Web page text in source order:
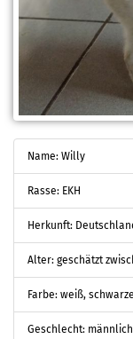
Name: Willy
Rasse: EKH
Herkunft:
Alter: geschätzt
Farbe: weiß,
Geschlecht: männlich